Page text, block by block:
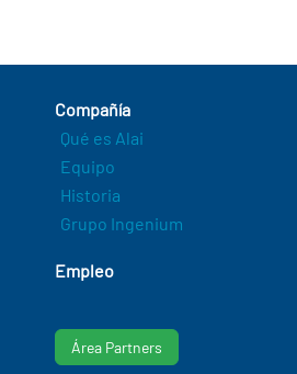
Compañía
Qué es Alai
Equipo
Historia
Grupo Ingenium
Empleo
Área Partners